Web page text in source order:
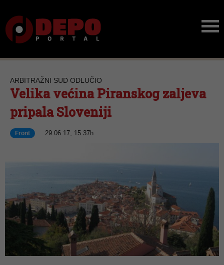
ARBITRAŽNI SUD ODLUČIO
Velika većina Piranskog zaljeva
pripala Sloveniji
Front 29.06.17, 15:37h